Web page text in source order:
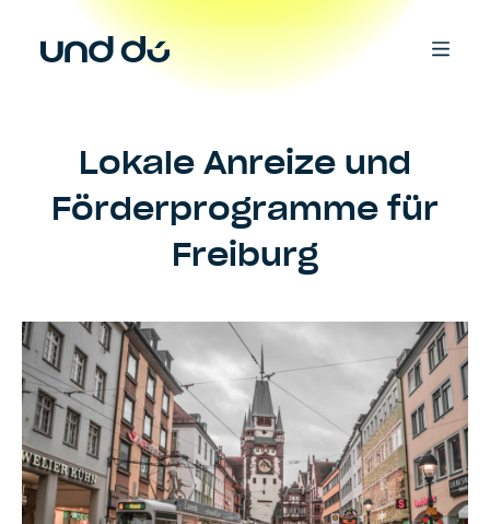
Lokale Anreize und
Förderprogramme für
Freiburg